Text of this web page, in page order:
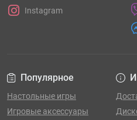
Популярное
Настольные игры
Игровые аксессуары
Instagram